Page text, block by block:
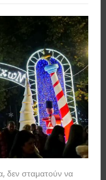
δεν σταματούν να